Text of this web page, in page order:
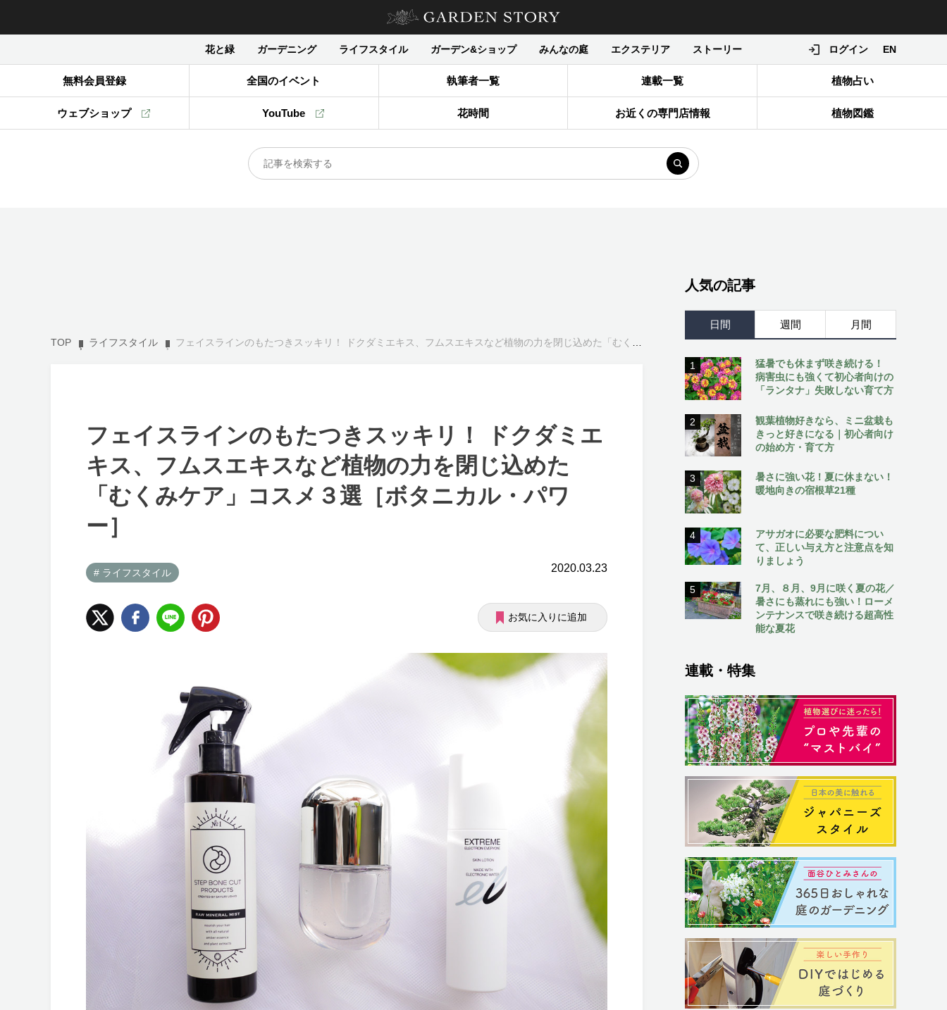
花と緑 ガーデニング ライフスタイル ガーデン&ショップ みんなの庭 エクステリア ストーリー ログイン EN
無料会員登録 全国のイベント 執筆者一覧 連載一覧 植物占い
ウェブショップ YouTube 花時間 お近くの専門店情報 植物図鑑
TOP ライフスタイル フェイスラインのもたつきスッキリ！ ドクダミエキス、フムスエキスなど植物の力を閉じ込めた「むくみケア」コスメ３選［ボタニカル・パワー］
フェイスラインのもたつきスッキリ！ ドクダミエ
キス、フムスエキスなど植物の力を閉じ込めた
「むくみケア」コスメ３選［ボタニカル・パワ
ー］
# ライフスタイル 2020.03.23
お気に入りに追加
人気の記事
日間 週間 月間
1
猛暑でも休まず咲き続ける！
病害虫にも強くて初心者向けの
「ランタナ」失敗しない育て方
2
観葉植物好きなら、ミニ盆栽も
きっと好きになる｜初心者向け
の始め方・育て方
3
暑さに強い花！夏に休まない！
暖地向きの宿根草21種
4
アサガオに必要な肥料につい
て、正しい与え方と注意点を知
りましょう
5
7月、８月、9月に咲く夏の花／
暑さにも蒸れにも強い！ローメ
ンテナンスで咲き続ける超高性
能な夏花
連載・特集